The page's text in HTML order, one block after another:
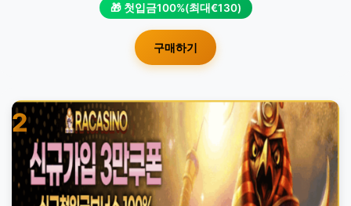
🎁 첫입금100%(최대€130)
구매하기
2